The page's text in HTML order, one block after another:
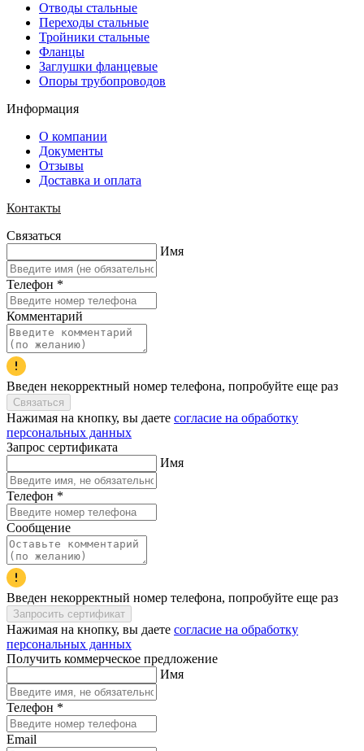
Отводы стальные
Переходы стальные
Тройники стальные
Фланцы
Заглушки фланцевые
Опоры трубопроводов
Информация
О компании
Документы
Отзывы
Доставка и оплата
Контакты
Связаться
Имя
Телефон *
Комментарий
Введен некорректный номер телефона, попробуйте еще раз
Связаться
Нажимая на кнопку, вы даете согласие на обработку
персональных данных
Запрос сертификата
Имя
Телефон *
Сообщение
Введен некорректный номер телефона, попробуйте еще раз
Запросить сертификат
Нажимая на кнопку, вы даете согласие на обработку
персональных данных
Получить коммерческое предложение
Имя
Телефон *
Email